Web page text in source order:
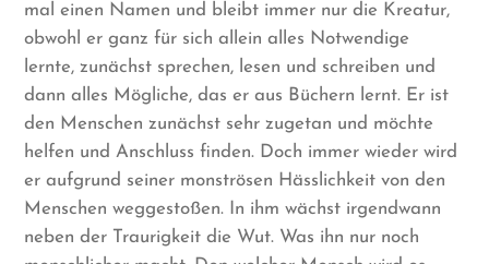
mal einen Namen und bleibt immer nur die Kreatur,
obwohl er ganz für sich allein alles Notwendige
lernte, zunächst sprechen, lesen und schreiben und
dann alles Mögliche, das er aus Büchern lernt. Er ist
den Menschen zunächst sehr zugetan und möchte
helfen und Anschluss finden. Doch immer wieder wird
er aufgrund seiner monströsen Hässlichkeit von den
Menschen weggestoßen. In ihm wächst irgendwann
neben der Traurigkeit die Wut. Was ihn nur noch